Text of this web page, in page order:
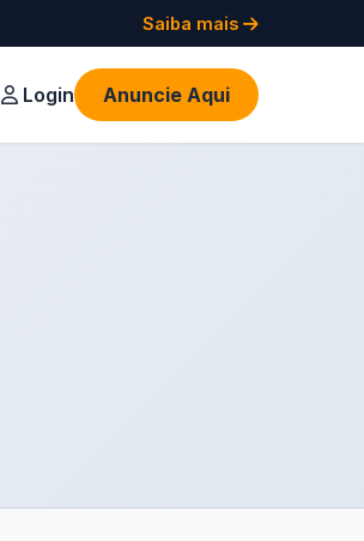
Saiba mais
Login Anuncie Aqui